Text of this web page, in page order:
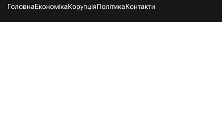
ГоловнаЕкономікаКорупціяПолітикаКонтакти